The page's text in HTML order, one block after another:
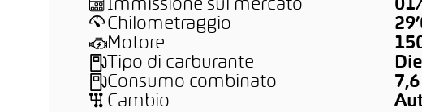
Immissione sul mercato
Chilometraggio
Motore
Tipo di carburante
Consumo combinato
Cambio